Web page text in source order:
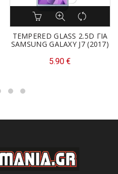
TEMPERED GLASS 2.5D ΓΙΑ
SAMSUNG GALAXY J7 (2017)
5.90 €